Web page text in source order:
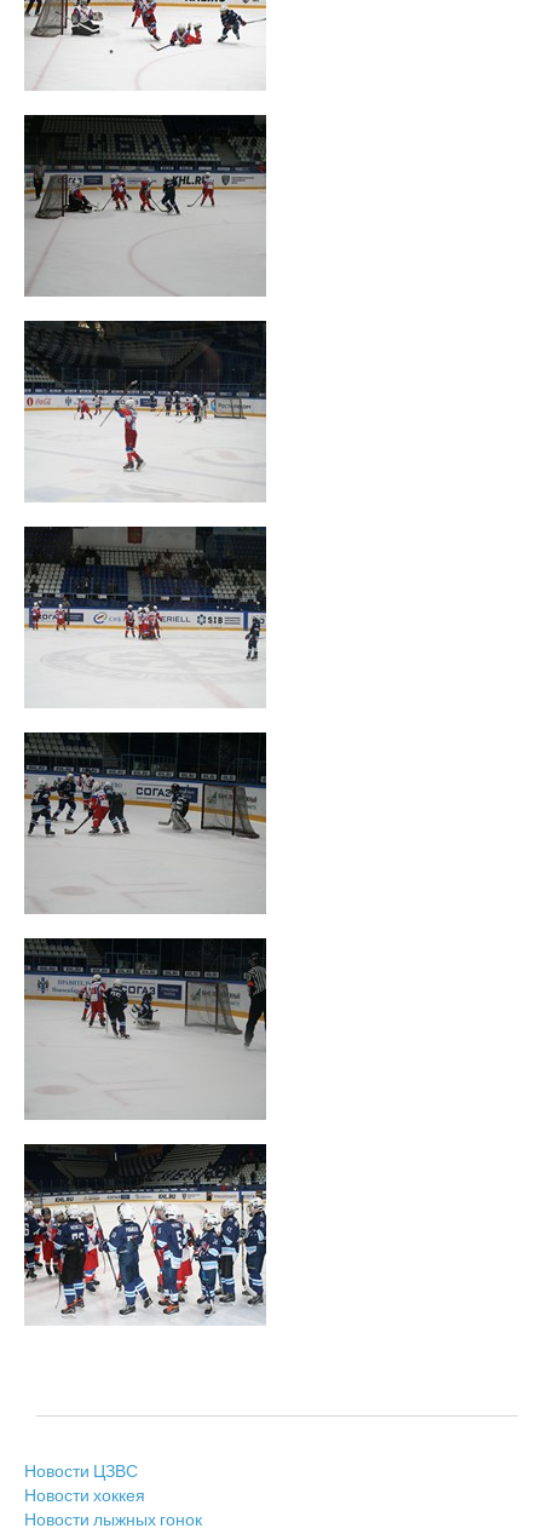
Новости ЦЗВС
Новости хоккея
Новости лыжных гонок